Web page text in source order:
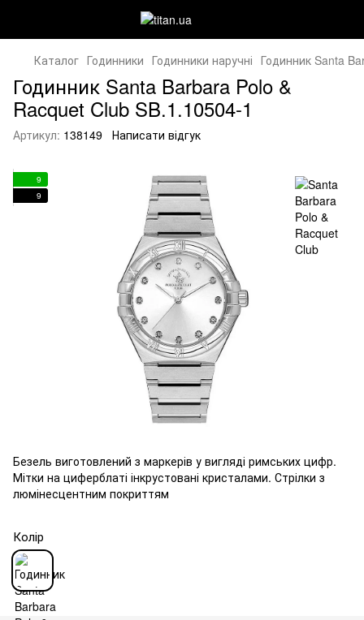
Каталог Годинники Годинники наручні Годинник Santa
Годинник Santa Barbara Polo &
Racquet Club SB.1.10504-1
Артикул: 138149 Написати відгук
9
9
Безель виготовлений з маркерів у вигляді римських цифр.
Мітки на циферблаті інкрустовані кристалами. Стрілки з
люмінесцентним покриттям
Колір